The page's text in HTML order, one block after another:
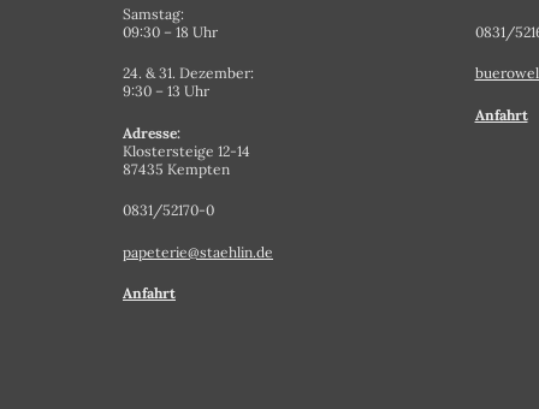
Samstag:
09:30 – 18 Uhr
24. & 31. Dezember:
9:30 – 13 Uhr
Adresse:
Klostersteige 12-14
87435 Kempten
0831/52170-0
papeterie@staehlin.de
Anfahrt
0831/
Anfahrt